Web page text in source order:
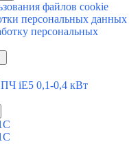
файлов cookie
персональных данных
персональных
iE5 0,1-0,4 кВт